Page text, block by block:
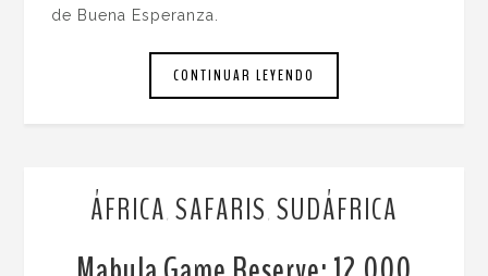
de Buena Esperanza.
CONTINUAR LEYENDO
ÁFRICA SAFARIS SUDÁFRICA